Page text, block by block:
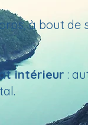
à bout de
intérieur :